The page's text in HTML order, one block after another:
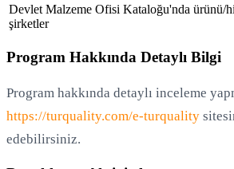
Devlet Malzeme Ofisi Kataloğu'nda ürünü/
şirketler
Program Hakkında Detaylı Bilgi
Program hakkında detaylı inceleme
https://turquality.com/e-turquality
edebilirsiniz.